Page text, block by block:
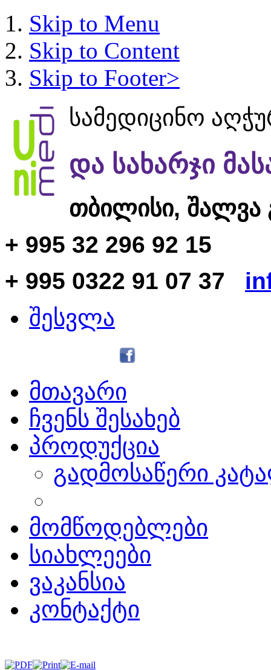
Skip to Menu
Skip to Content
Skip to Footer>
სამედიცინო
და სახარჯი
თბილისი, შალვა
+ 995 32 296 92 15
+ 995 0322 91 07 37
შესვლა
მთავარი
ჩვენს შესახებ
პროდუქცია
გადმოსაწერი
მომწოდებლები
სიახლეები
ვაკანსია
კონტაქტი